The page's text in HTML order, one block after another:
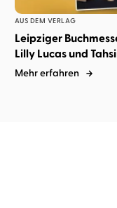
AUS DEM VERLAG
Leipziger
Lilly Lucas und
Mehr erfahren